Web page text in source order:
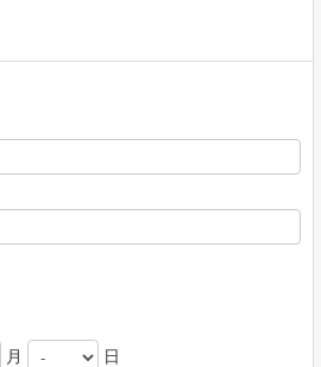
月 日